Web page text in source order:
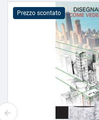
Prezzo scontato